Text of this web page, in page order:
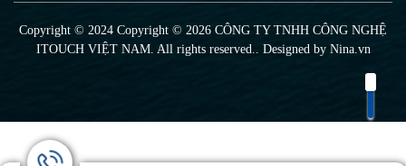
Copyright © 2024 Copyright © 2026 CÔNG TY TNHH CÔNG NGHỆ
ITOUCH VIỆT NAM. All rights reserved.. Designed by Nina.vn